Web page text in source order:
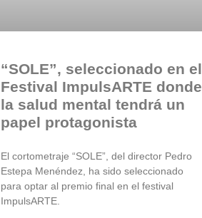
“SOLE”, seleccionado en el
Festival ImpulsARTE donde
la salud mental tendrá un
papel protagonista
El cortometraje “SOLE”, del director Pedro
Estepa Menéndez, ha sido seleccionado
para optar al premio final en el festival
ImpulsARTE.